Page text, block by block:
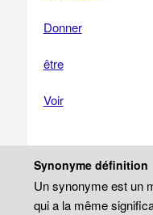
Donner
être
Voir
Synonyme définition
Un synonyme est un
qui a la même